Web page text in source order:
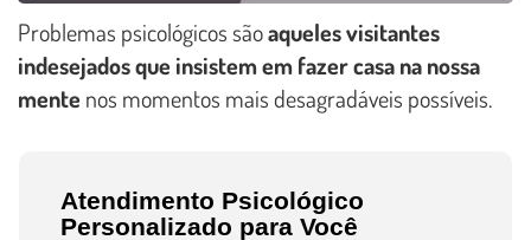
Problemas psicológicos sãoaqueles visitantes
indesejados que insistem em fazer casa na nossa
mente nos momentos mais desagradáveis possíveis.
Atendimento Psicológico
Personalizado para Você